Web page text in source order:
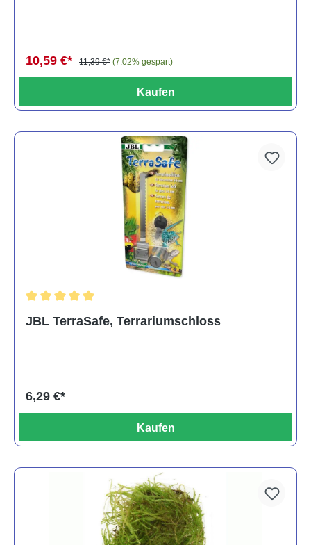
10,59 €* 11,39 €* (7.02% gespart)
Kaufen
JBL TerraSafe, Terrariumschloss
6,29 €*
Kaufen